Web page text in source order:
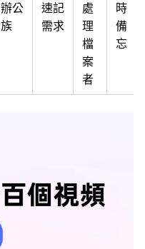
辦公
族
速記
需求
處
理
檔
案
者
時
備
忘